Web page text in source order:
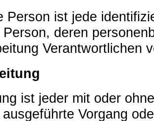
Person ist jede
deren
Verantwortlichen
ist jeder mit oder
Vorgang